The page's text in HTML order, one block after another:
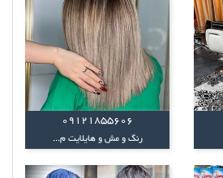
09121855606
رنگ و مش و هایلایت م...